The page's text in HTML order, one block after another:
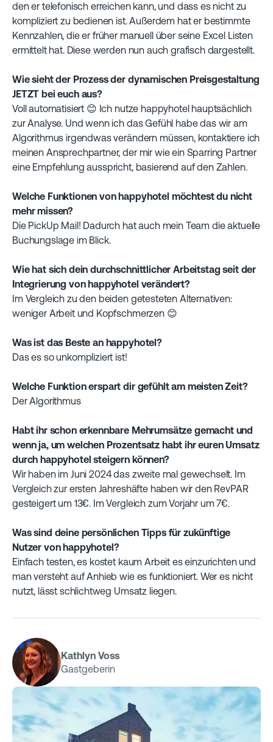
den er telefonisch erreichen kann, und dass es nicht zu
kompliziert zu bedienen ist. Außerdem hat er bestimmte
Kennzahlen, die er früher manuell über seine Excel Listen
ermittelt hat. Diese werden nun auch grafisch dargestellt. ‍
Wie sieht der Prozess der dynamischen Preisgestaltung
JETZT bei euch aus?
Voll automatisiert 😊 Ich nutze happyhotel hauptsächlich
zur Analyse. Und wenn ich das Gefühl habe das wir am
Algorithmus irgendwas verändern müssen, kontaktiere ich
meinen Ansprechpartner, der mir wie ein Sparring Partner
eine Empfehlung ausspricht, basierend auf den Zahlen.
Welche Funktionen von happyhotel möchtest du nicht
mehr missen?
Die PickUp Mail! Dadurch hat auch mein Team die aktuelle
Buchungslage im Blick.
Wie hat sich dein durchschnittlicher Arbeitstag seit der
Integrierung von happyhotel verändert?
Im Vergleich zu den beiden getesteten Alternativen:
weniger Arbeit und Kopfschmerzen 😊
Was ist das Beste an happyhotel?
Das es so unkompliziert ist! ‍
Welche Funktion erspart dir gefühlt am meisten Zeit?
Der Algorithmus
‍Habt ihr schon erkennbare Mehrumsätze gemacht und
wenn ja, um welchen Prozentsatz habt ihr euren Umsatz
durch happyhotel steigern können?
Wir haben im Juni 2024 das zweite mal gewechselt. Im
Vergleich zur ersten Jahreshäfte haben wir den RevPAR
gesteigert um 13€. Im Vergleich zum Vorjahr um 7€.
Was sind deine persönlichen Tipps für zukünftige
Nutzer von happyhotel?
Einfach testen, es kostet kaum Arbeit es einzurichten und
man versteht auf Anhieb wie es funktioniert. Wer es nicht
nutzt, lässt schlichtweg Umsatz liegen. ‍
Kathlyn Voss
Gastgeberin